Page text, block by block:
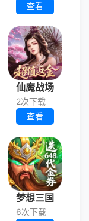
查看
仙魔战场
2次下载
查看
梦想三国
6次下载